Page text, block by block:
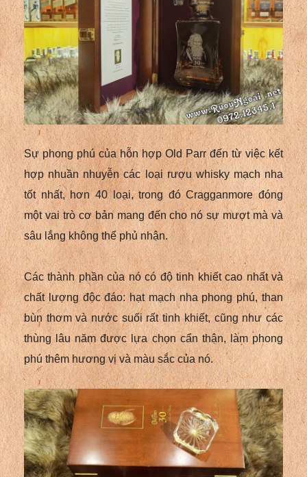
Sự phong phú của hỗn hợp Old Parr đến từ việc kết
hợp nhuần nhuyễn các loại rượu whisky mạch nha
tốt nhất, hơn 40 loại, trong đó Cragganmore đóng
một vai trò cơ bản mang đến cho nó sự mượt mà và
sâu lắng không thể phủ nhận.
Các thành phần của nó có độ tinh khiết cao nhất và
chất lượng độc đáo: hạt mạch nha phong phú, than
bùn thơm và nước suối rất tinh khiết, cũng như các
thùng lâu năm được lựa chọn cẩn thận, làm phong
phú thêm hương vị và màu sắc của nó.